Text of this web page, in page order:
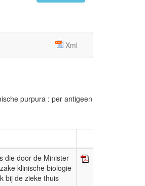
Xml
purpura : per antigeen
die door de Minister
klinische biologie
bij de zieke thuis